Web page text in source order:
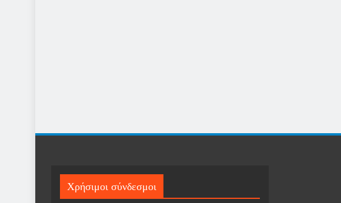
Χρήσιμοι σύνδεσμοι